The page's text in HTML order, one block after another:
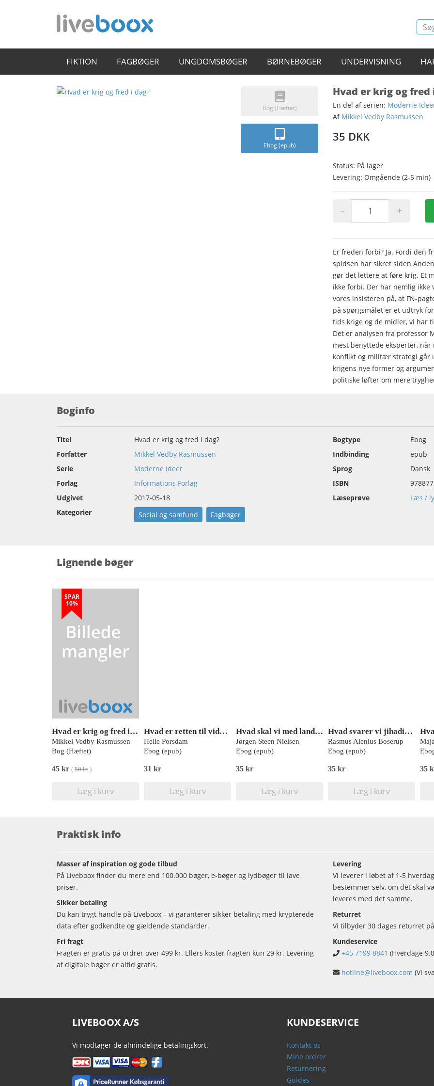
FIKTION FAGBØGER UNGDOMSBØGER BØRNEBØGER UNDERVISNING
Bog (Hæftet)
Ebog (epub)
Hvad er krig og fred
En del af serien: Moderne
Af Mikkel Vedby Rasmussen
35 DKK
Status: På lager
Levering: Omgående (2-5 min)
- +
Er freden forbi? Ja. Fordi den
spidsen har sikret siden
gør det lettere at føre krig. Et
ikke forbi. Der har nemlig
vores insisteren på, at FN-
på spørgsmålet er et udtryk
tids krige og de midler, vi har
Det er analysen fra professor
mest benyttede eksperter,
konflikt og militær strategi går
krigens nye former og
politiske løfter om mere
Boginfo
Titel
Hvad er krig og fred i dag?
Forfatter
Mikkel Vedby Rasmussen
Serie
Moderne Ideer
Forlag
Informations Forlag
Udgivet
2017-05-18
Kategorier
Social og samfund Fagbøger
Bogtype
Ebog
Indbinding
epub
Sprog
Dansk
ISBN
Læseprøve
Læs /
Lignende bøger
SPAR
10%
Hvad er krig og fred i dag?
Mikkel Vedby Rasmussen
Bog (Hæftet)
45 kr ( 50 kr)
Læg i kurv
Hvad er retten til videnskab - og hvad kan den bruges til?
Helle Porsdam
Ebog (epub)
31 kr
Læg i kurv
Hvad skal vi med landbruget
Jørgen Steen Nielsen
Ebog (epub)
35 kr
Læg i kurv
Hvad svarer vi jihadisterne?
Rasmus Alenius Boserup
Ebog (epub)
35 kr
Læg i kurv
35
Praktisk info
Masser af inspiration og gode tilbud
På Liveboox finder du mere end 100.000 bøger, e-bøger og lydbøger til lave
priser.
Sikker betaling
Du kan trygt handle på Liveboox – vi garanterer sikker betaling med krypterede
data efter godkendte og gældende standarder.
Fri fragt
Fragten er gratis på ordrer over 499 kr. Ellers koster fragten kun 29 kr. Levering
af digitale bøger er altid gratis.
Levering
Vi leverer i løbet af 1-5
bestemmer selv, om det skal
leveres med det samme.
Returret
Vi tilbyder 30 dages returret
Kundeservice
+45 7199 8841 (Hverdage
hotline@liveboox.com (Vi
LIVEBOOX A/S
Vi modtager de almindelige betalingskort.
KUNDESERVICE
Kontakt os
Mine ordrer
Returnering
Guides